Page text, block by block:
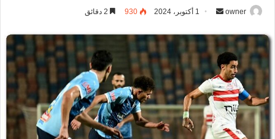
owner
ل
ب
ر
ي
د
ا
1 أكتوبر، 2024 930